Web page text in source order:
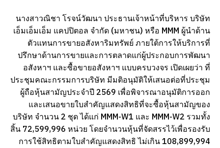
นางสาวณิชา โรจน์วัฒนา ประธานเจ้าหน้าที่บริหาร บริษัท
เอ็มเอ็มเอ็ม แคปปิตอล จำกัด (มหาชน) หรือ MMM ผู้นำด้าน
ตัวแทนการขายอสังหาริมทรัพย์ ภายใต้การให้บริการที่
ปรึกษาด้านการขายและการตลาดแก่ผู้ประกอบการพัฒนา
อสังหาฯ และซื้อขายอสังหาฯ แบบครบวงจร เปิดเผยว่า ที่
ประชุมคณะกรรมการบริษัท มีมติอนุมัติให้เสนอต่อที่ประชุม
ผู้ถือหุ้นสามัญประจำปี 2569 เพื่อพิจารณาอนุมัติการออก
และเสนอขายใบสำคัญแสดงสิทธิที่จะซื้อหุ้นสามัญของ
บริษัท จำนวน 2 ชุด ได้แก่ MMM-W1 และ MMM-W2 รวมทั้ง
สิ้น 72,599,996 หน่วย โดยจำนวนหุ้นที่จัดสรรไว้เพื่อรองรับ
การใช้สิทธิตามใบสำคัญแสดงสิทธิ ไม่เกิน 108,899,994